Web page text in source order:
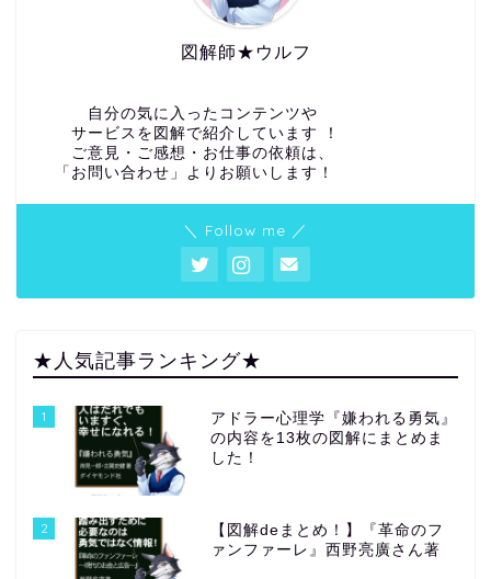
図解師★ウルフ
自分の気に入ったコンテンツや
サービスを図解で紹介しています ！
ご意見・ご感想・お仕事の依頼は、
「お問い合わせ」よりお願いします！
＼ Follow me ／
★人気記事ランキング★
1
アドラー心理学『嫌われる勇気』
の内容を13枚の図解にまとめま
した！
2
【図解deまとめ！】『革命のフ
ァンファーレ』西野亮廣さん著